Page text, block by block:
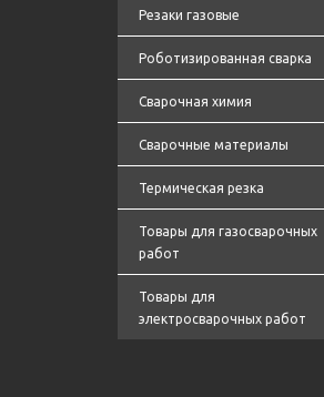
Резаки газовые
Роботизированная сварка
Сварочная химия
Сварочные материалы
Термическая резка
Товары для газосварочных
работ
Товары для
электросварочных работ